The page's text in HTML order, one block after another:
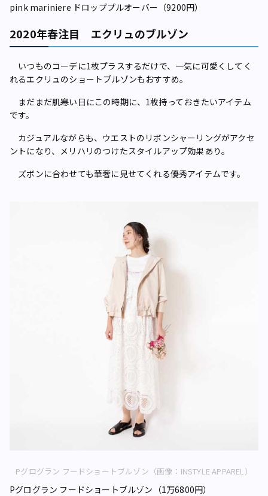
pink mariniere ドロッププルオーバー（9200円）
2020年春注目 エクリュのブルゾン
いつものコーデに1枚プラスするだけで、一気に可愛くしてく
れるエクリュのショートブルゾンもおすすめ。
まだまだ肌寒い日にこの時期に、1枚持っておきたいアイテム
です。
カジュアルながらも、ウエストのリボンシャーリングがアクセ
ントになり、メリハリのつけたスタイルアップ効果あり。
ズボンに合わせても華奢に見せてくれる優秀アイテムです。
Pグログラン フードショートブルゾン（画像：INSTYLE APPAREL）
Pグログラン フードショートブルゾン（1万6800円）